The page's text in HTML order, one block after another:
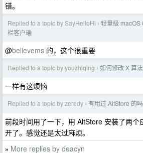
错。
Replied to a topic by SayHelloHi › 轻量级 macOS
栏客户端
@believems 的，这个很重要
Replied to a topic by youzhiqing › 如何修改 X 算
一样有这烦恼
Replied to a topic by zeredy › 有用过 AltStore 的吗
前段时间用了一下，用 AltStore 安装了两个
开了。感觉还是太过麻烦。
» More replies by deacyn